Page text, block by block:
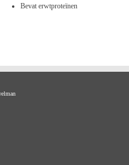
Bevat erwtproteïnen